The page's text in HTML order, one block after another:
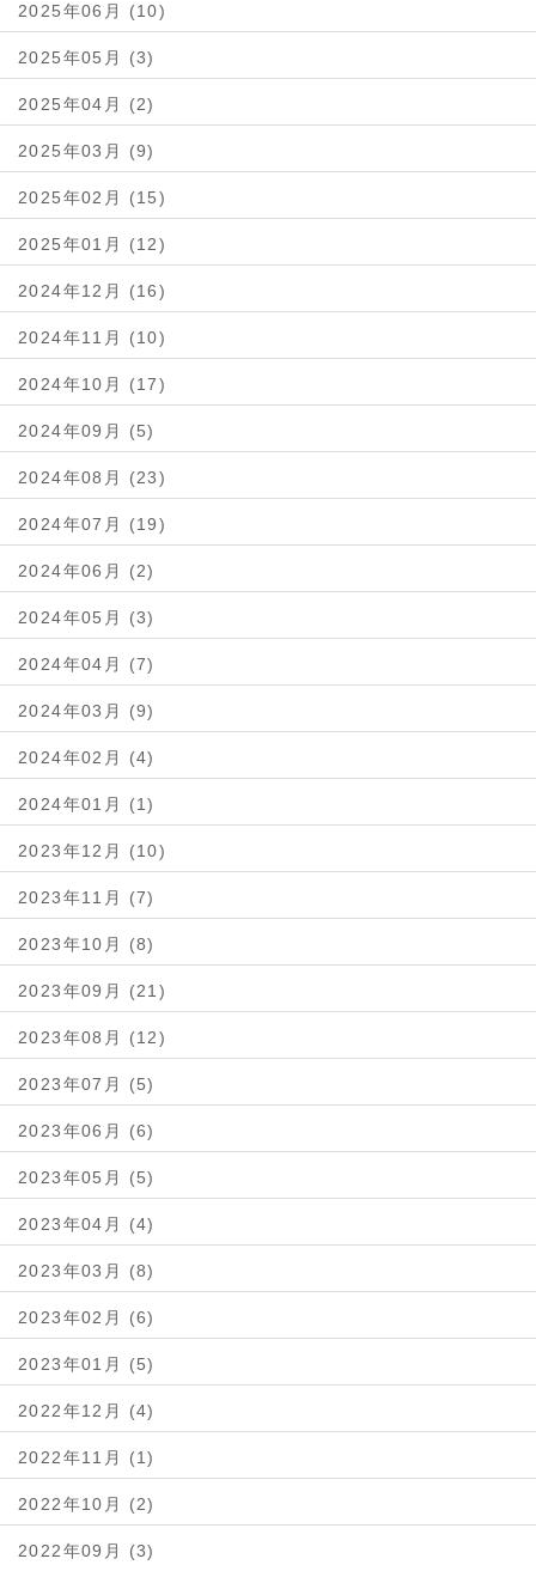
2025年06月 (10)
2025年05月 (3)
2025年04月 (2)
2025年03月 (9)
2025年02月 (15)
2025年01月 (12)
2024年12月 (16)
2024年11月 (10)
2024年10月 (17)
2024年09月 (5)
2024年08月 (23)
2024年07月 (19)
2024年06月 (2)
2024年05月 (3)
2024年04月 (7)
2024年03月 (9)
2024年02月 (4)
2024年01月 (1)
2023年12月 (10)
2023年11月 (7)
2023年10月 (8)
2023年09月 (21)
2023年08月 (12)
2023年07月 (5)
2023年06月 (6)
2023年05月 (5)
2023年04月 (4)
2023年03月 (8)
2023年02月 (6)
2023年01月 (5)
2022年12月 (4)
2022年11月 (1)
2022年10月 (2)
2022年09月 (3)